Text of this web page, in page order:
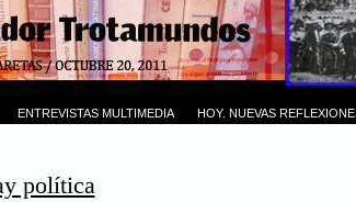
ENTREVISTAS MULTIMEDIA HOY. NUEVAS
política